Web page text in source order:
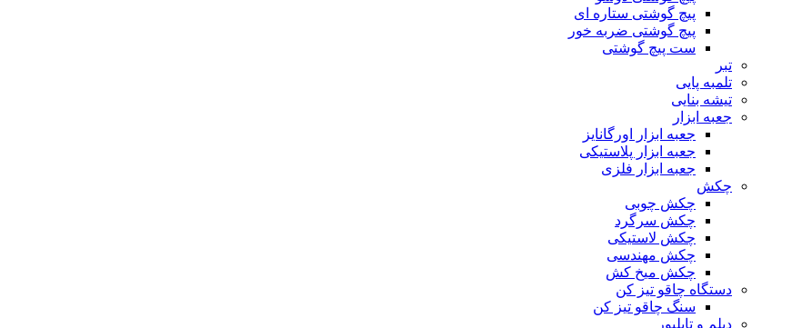
پیچ گوشتی ستاره‌ ای
پیچ گوشتی ضربه خور
ست پیچ گوشتی
تبر
تلمبه پایی
تیشه بنایی
جعبه ابزار
جعبه ابزار اورگانایز
جعبه ابزار پلاستیکی
جعبه ابزار فلزی
چکش
چکش چوبی
چکش سرگرد
چکش لاستیکی
چکش مهندسی
چکش میخ کش
دستگاه چاقو تیز کن
سنگ چاقو تیز کن
دیلم و تایلیور